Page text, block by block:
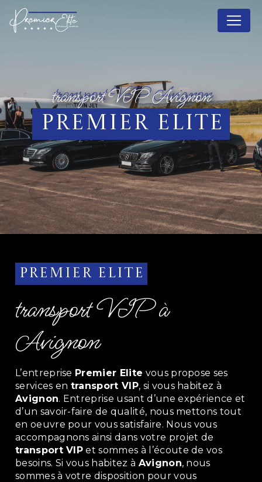
transport VIP Avignon
Premier Elite
Premier Elite
transport VIP à
Avignon
L’entreprise Premier Elite vous propose ses
services en transport VIP, si vous habitez à
Avignon. Entreprise usant d’une expérience et
d’un savoir-faire de qualité, nous mettons tout
en oeuvre pour vous satisfaire. Nous vous
accompagnons ainsi dans votre projet de
transport VIP et sommes à l’écoute de vos
besoins. Si vous habitez à Avignon, nous
sommes à votre disposition pour vous
Panneau de gestion des cookies